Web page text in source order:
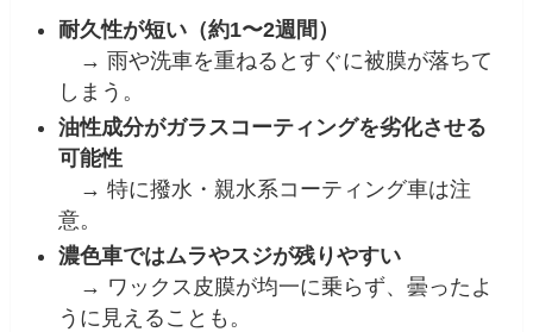
耐久性が短い（約1〜2週間）
→ 雨や洗車を重ねるとすぐに被膜が落ちて
しまう。
油性成分がガラスコーティングを劣化させる
可能性
→ 特に撥水・親水系コーティング車は注
意。
濃色車ではムラやスジが残りやすい
→ ワックス皮膜が均一に乗らず、曇ったよ
うに見えることも。